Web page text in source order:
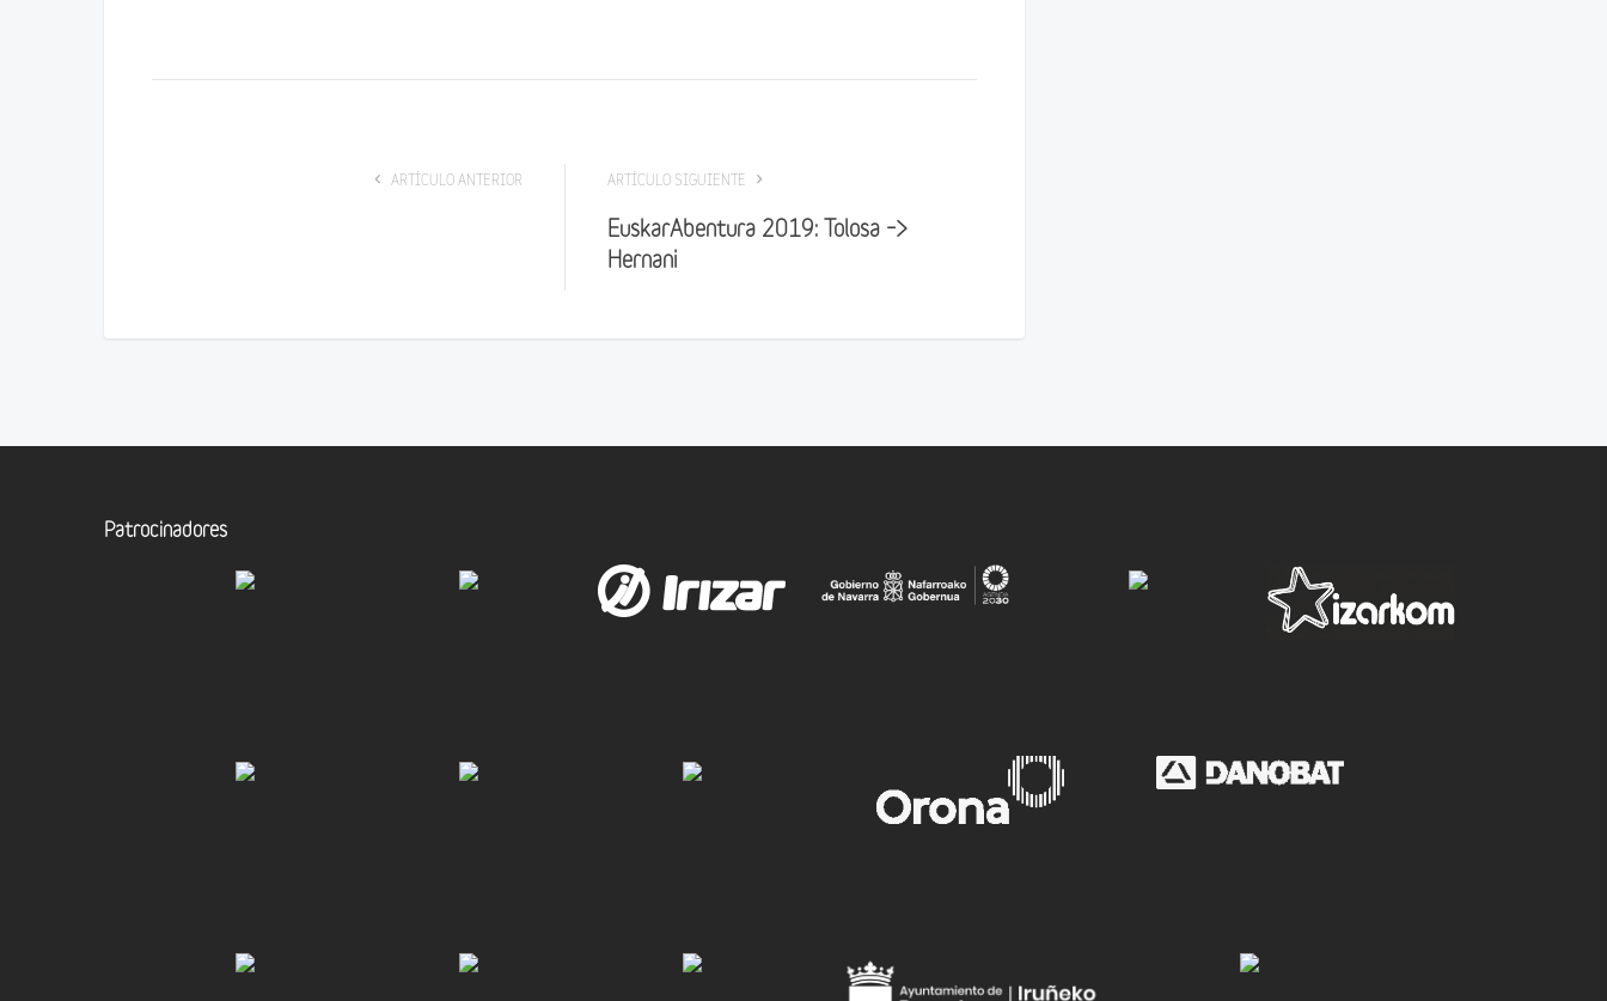
ARTÍCULO ANTERIOR ARTÍCULO SIGUIENTE
EuskarAbentura 2019: Tolosa –>
Hernani
Patrocinadores